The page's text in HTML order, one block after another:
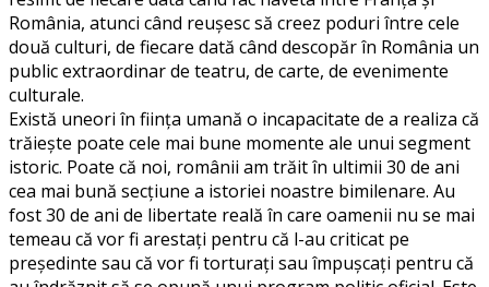
România, atunci când reușesc să creez poduri între cele
două culturi, de fiecare dată când descopăr în România un
public extraordinar de teatru, de carte, de evenimente
culturale.
Există uneori în ființa umană o incapacitate de a realiza că
trăiește poate cele mai bune momente ale unui segment
istoric. Poate că noi, românii am trăit în ultimii 30 de ani
cea mai bună secțiune a istoriei noastre bimilenare. Au
fost 30 de ani de libertate reală în care oamenii nu se mai
temeau că vor fi arestați pentru că l-au criticat pe
președinte sau că vor fi torturați sau împușcați pentru că